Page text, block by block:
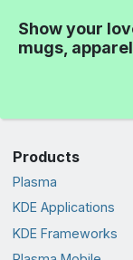
Show your
mugs,
Products
Plasma
KDE Applications
KDE Frameworks